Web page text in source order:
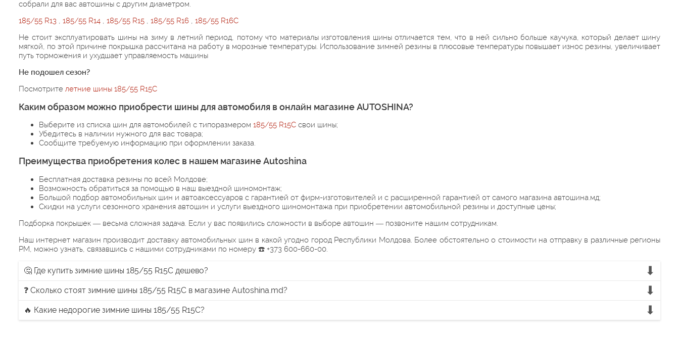
собрали для вас автошины с другим диаметром.
185/55 R13 , 185/55 R14 , 185/55 R15 , 185/55 R16 , 185/55 R16C
Не стоит эксплуатировать шины на зиму в летний период, потому что материалы изготовления шины отличается тем, что в ней сильно больше каучука, который делает шину
мягкой, по этой причине покрышка рассчитана на работу в морозные температуры. Использование зимней резины в плюсовые температуры повышает износ резины, увеличивает
путь торможения и ухудшает управляемость машины
Не подошел сезон?
Посмотрите летние шины 185/55 R15C
Каким образом можно приобрести шины для автомобиля в онлайн магазине AUTOSHINA?
Выберите из списка шин для автомобилей с типоразмером 185/55 R15C свои шины;
Убедитесь в наличии нужного для вас товара;
Сообщите требуемую информацию при оформлении заказа.
Преимущества приобретения колес в нашем магазине Autoshina
Бесплатная доставка резины по всей Молдове;
Возможность обратиться за помощью в наш выездной шиномонтаж;
Большой подбор автомобильных шин и автоаксессуаров с гарантией от фирм-изготовителей и с расширенной гарантией от самого магазина автошина.мд;
Скидки на услуги сезонного хранения автошин и услуги выездного шиномонтажа при приобретении автомобильной резины и доступные цены;
Подборка покрышек — весьма сложная задача. Если у вас появились сложности в выборе автошин — позвоните нашим сотрудникам.
Наш интернет магазин производит доставку автомобильных шин в какой угодно город Республики Молдова. Более обстоятельно о стоимости на отправку в различные регионы
РМ, можно узнать, связавшись с нашими сотрудниками по номеру ☎️ +373 600-660-00.
🤔 Где купить зимние шины 185/55 R15C дешево?
❓ Сколько стоят зимние шины 185/55 R15C в магазине Autoshina.md?
🔥 Какие недорогие зимние шины 185/55 R15C?